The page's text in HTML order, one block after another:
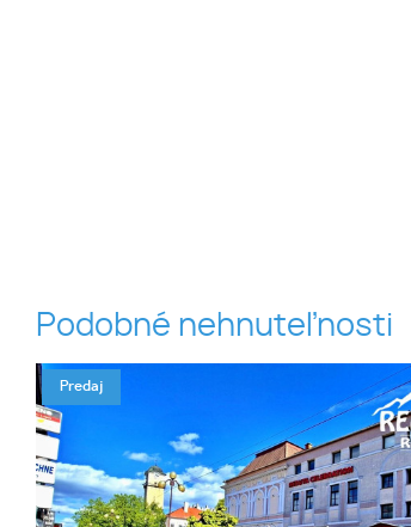
Podobné nehnuteľnosti
Predaj